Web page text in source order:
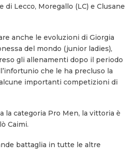
Lecco, Moregallo (LC) e Clusane
anche le evoluzioni di Giorgia
del mondo (junior ladies),
gli allenamenti dopo il periodo
che le ha precluso la
importanti competizioni di
la categoria Pro Men, la vittoria è
Caimi.
battaglia in tutte le altre